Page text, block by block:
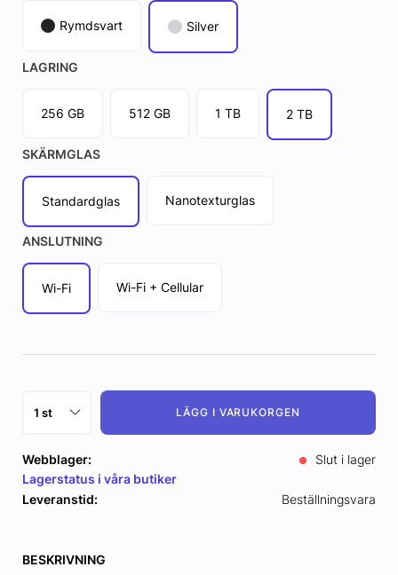
Rymdsvart Silver
LAGRING
256 GB 512 GB 1 TB 2 TB
SKÄRMGLAS
Standardglas Nanotexturglas
ANSLUTNING
Wi-Fi Wi-Fi + Cellular
LÄGG I VARUKORGEN
Webblager:
Slut i lager
Lagerstatus i våra butiker
Leveranstid:
Beställningsvara
BESKRIVNING